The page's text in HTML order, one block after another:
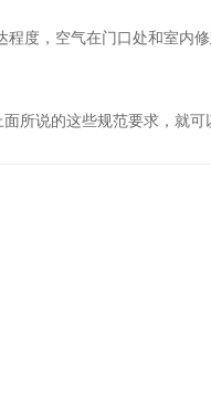
度，空气在门口处和室内修
所说的这些规范要求，就